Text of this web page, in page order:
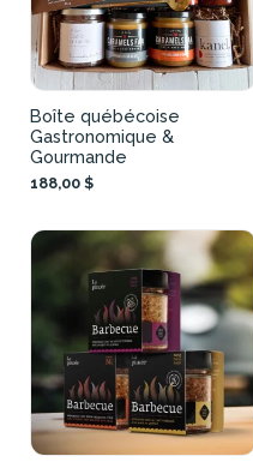
Boîte québécoise
Gastronomique &
Gourmande
188,00 $